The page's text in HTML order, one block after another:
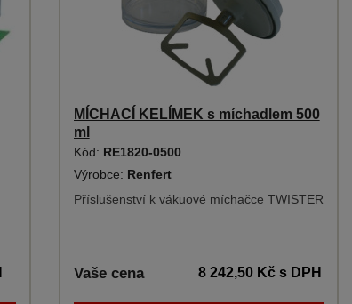
MÍCHACÍ KELÍMEK s míchadlem 500
ml
Kód: RE1820-0500
Výrobce: Renfert
Příslušenství k vákuové míchačce TWISTER
Vaše cena 8 242,50 Kč s DPH